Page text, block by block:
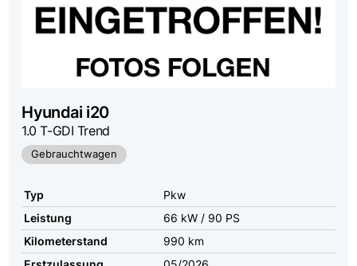
Hyundai i20
1.0 T-GDI Trend
Gebrauchtwagen
Typ
Pkw
Leistung
66 kW / 90 PS
Kilometerstand
990 km